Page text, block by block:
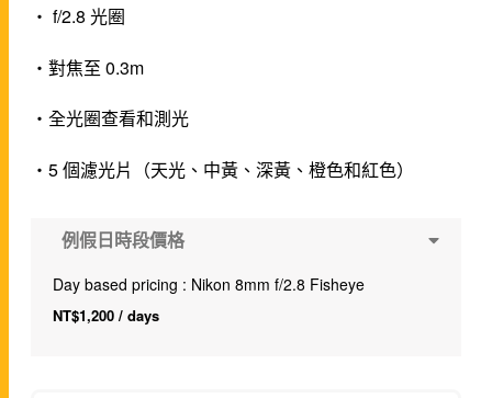
・ f/2.8 光圈
・對焦至 0.3m
・全光圈查看和測光
・5 個濾光片（天光、中黃、深黃、橙色和紅色）
例假日時段價格
Day based pricing : Nikon 8mm f/2.8 Fisheye
NT$1,200 / days